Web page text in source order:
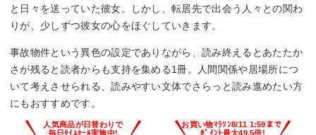
と日々を送っていた彼女。しかし、転居先で出会う人々との関わ
りが、少しずつ彼女の心をほぐしていきます。
事故物件という異色の設定でありながら、読み終えるとあたたか
さが残ると読者からも支持を集める1冊。人間関係や居場所につ
いて考えさせられる、読みやすい文体でさらっと読み進めたい方
にもおすすめです。